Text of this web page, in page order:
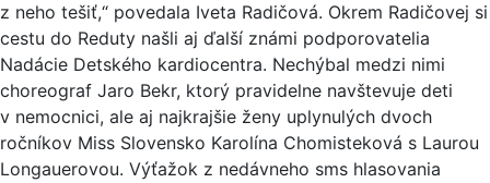
z neho tešiť,“ povedala Iveta Radičová. Okrem Radičovej si
cestu do Reduty našli aj ďalší známi podporovatelia
Nadácie Detského kardiocentra. Nechýbal medzi nimi
choreograf Jaro Bekr, ktorý pravidelne navštevuje deti
v nemocnici, ale aj najkrajšie ženy uplynulých dvoch
ročníkov Miss Slovensko Karolína Chomisteková s Laurou
Longauerovou. Výťažok z nedávneho sms hlasovania